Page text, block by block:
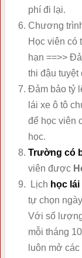
phí đi lại.
Chương
Học viên có
hạn ==>>
thi đậu tuyệt
Đảm bảo tỷ
lái xe ô tô
để học viên
học.
Trường có
viên được
Lịch học lái
tự chọn
Với số
mỗi tháng
luôn mở